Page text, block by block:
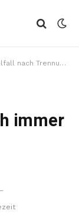
Trennungen?“
immer